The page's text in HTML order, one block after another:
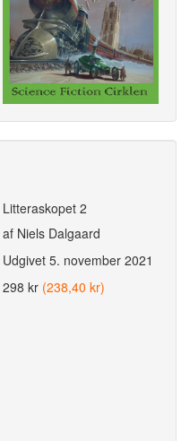
Litteraskopet 2
af Niels Dalgaard
Udgivet 5. november 2021
298 kr (238,40 kr)